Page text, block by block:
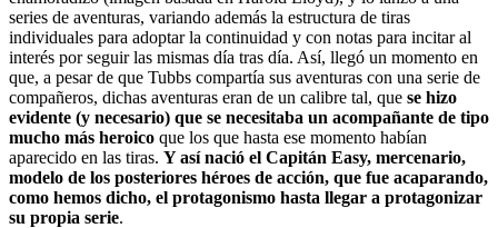
series de aventuras, variando además la estructura de tiras
individuales para adoptar la continuidad y con notas para incitar al
interés por seguir las mismas día tras día. Así, llegó un momento en
que, a pesar de que Tubbs compartía sus aventuras con una serie de
compañeros, dichas aventuras eran de un calibre tal, que se hizo
evidente (y necesario) que se necesitaba un acompañante de tipo
mucho más heroico que los que hasta ese momento habían
aparecido en las tiras. Y así nació el Capitán Easy, mercenario,
modelo de los posteriores héroes de acción, que fue acaparando,
como hemos dicho, el protagonismo hasta llegar a protagonizar
su propia serie.